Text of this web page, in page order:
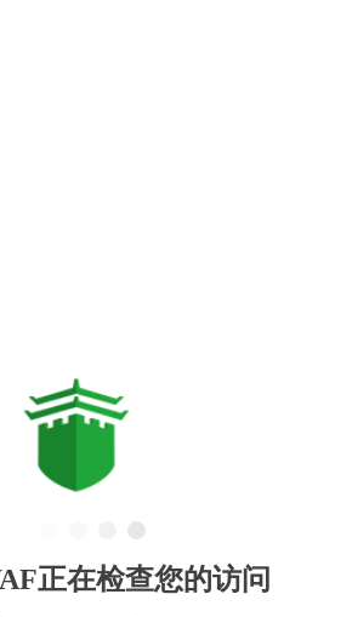
正在检查您的访问